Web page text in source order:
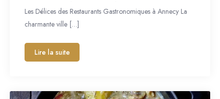
Les Délices des Restaurants Gastronomiques à Annecy La
charmante ville […]
Lire la suite